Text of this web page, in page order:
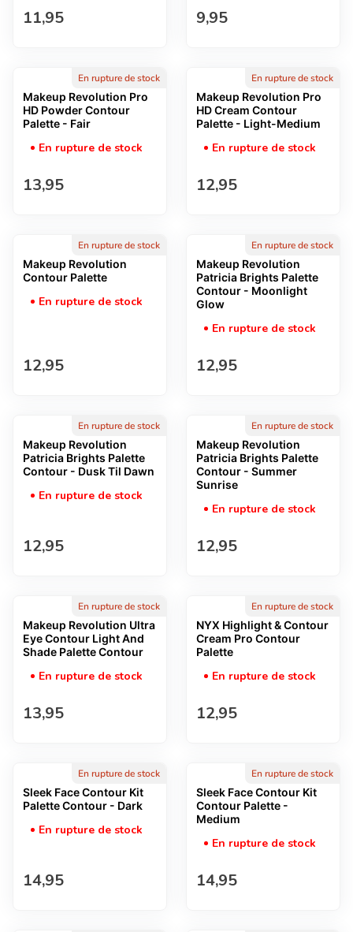
Prix normal
11,95 Prix normal
9,95
En rupture de stock
Makeup Revolution Pro
HD Powder Contour
Palette - Fair
En rupture de stock
Prix normal
13,95
En rupture de stock
Makeup Revolution Pro
HD Cream Contour
Palette - Light-Medium
En rupture de stock
Prix normal
12,95
En rupture de stock
Makeup Revolution
Contour Palette
En rupture de stock
Prix normal
12,95
En rupture de stock
Makeup Revolution
Patricia Brights Palette
Contour - Moonlight
Glow
En rupture de stock
Prix normal
12,95
En rupture de stock
Makeup Revolution
Patricia Brights Palette
Contour - Dusk Til Dawn
En rupture de stock
Prix normal
12,95
En rupture de stock
Makeup Revolution
Patricia Brights Palette
Contour - Summer
Sunrise
En rupture de stock
Prix normal
12,95
En rupture de stock
Makeup Revolution Ultra
Eye Contour Light And
Shade Palette Contour
En rupture de stock
Prix normal
13,95
En rupture de stock
NYX Highlight & Contour
Cream Pro Contour
Palette
En rupture de stock
Prix normal
12,95
En rupture de stock
Sleek Face Contour Kit
Palette Contour - Dark
En rupture de stock
Prix normal
14,95
En rupture de stock
Sleek Face Contour Kit
Contour Palette -
Medium
En rupture de stock
Prix normal
14,95